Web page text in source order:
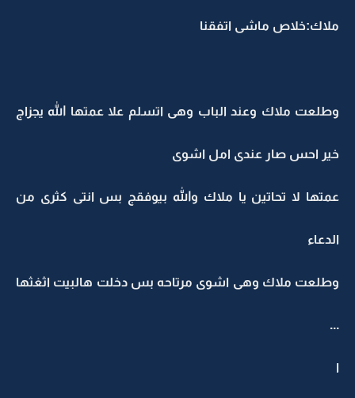
ملاك:خلاص ماشى اتفقنا
وطلعت ملاك وعند الباب وهى اتسلم علا عمتها الله يجزاج
خير احس صار عندى امل اشوى
عمتها لا تحاتين يا ملاك والله بيوفقج بس انتى كثرى من
الدعاء
وطلعت ملاك وهى اشوى مرتاحه بس دخلت هالبيت اثغثها
...
ا